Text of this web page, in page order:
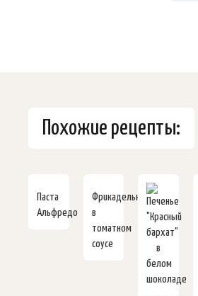
Похожие рецепты:
Паста
Альфредо
Фрикадельки
в
томатном
соусе